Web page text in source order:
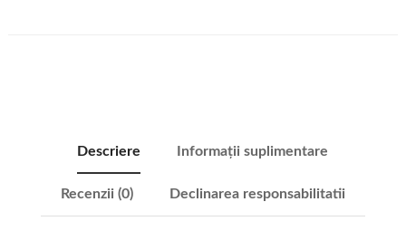
Descriere Informații suplimentare
Recenzii (0) Declinarea responsabilitatii